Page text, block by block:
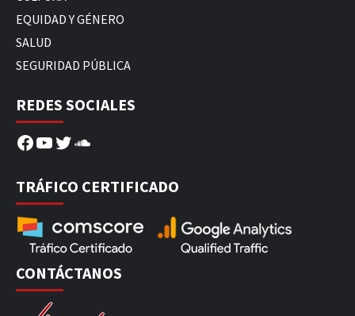
EQUIDAD Y GÉNERO
SALUD
SEGURIDAD PÚBLICA
REDES SOCIALES
Facebook
YouTube
Twitter
SoundCloud
TRÁFICO CERTIFICADO
CONTÁCTANOS